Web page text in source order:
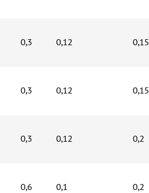
0,3 0,12 0,15
0,3 0,12 0,15
0,3 0,12 0,2
0,6 0,1 0,2